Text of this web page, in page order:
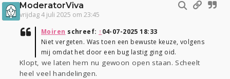
ModeratorViva
vrijdag 4 juli 2025 om 23:45
Moiren schreef: ↑04-07-2025 18:33
Niet vergeten. Was toen een bewuste keuze, volgens
mij omdat het door een bug lastig ging oid.
Klopt, we laten hem nu gewoon open staan. Scheelt
heel veel handelingen.